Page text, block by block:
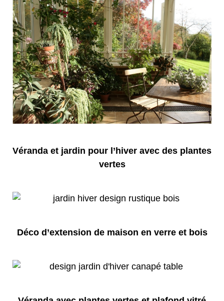
Véranda et jardin pour l’hiver avec des plantes
vertes
Déco d’extension de maison en verre et bois